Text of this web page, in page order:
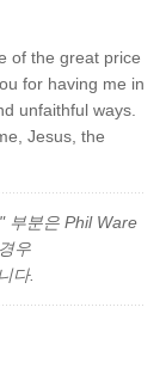
of the great price
for having me in
unfaithful ways.
Jesus, the
부분은 Phil Ware
우
다.